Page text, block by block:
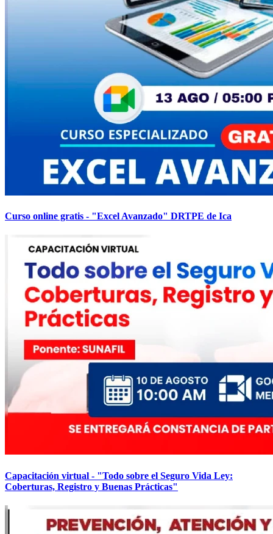
Curso online gratis - "Excel Avanzado" DRTPE de Ica
Capacitación virtual - "Todo sobre el Seguro Vida Ley:
Coberturas, Registro y Buenas Prácticas"